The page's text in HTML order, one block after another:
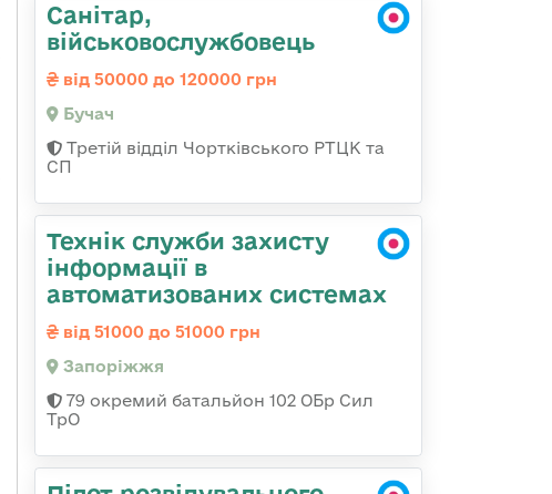
Санітар,
військовослужбовець
від 50000 до 120000 грн
Бучач
Третій відділ Чортківського РТЦК та
СП
Технік служби захисту
інформації в
автоматизованих системах
від 51000 до 51000 грн
Запоріжжя
79 окремий батальйон 102 ОБр Сил
ТрО